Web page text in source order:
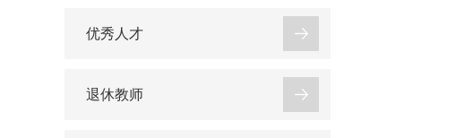
优秀人才
退休教师